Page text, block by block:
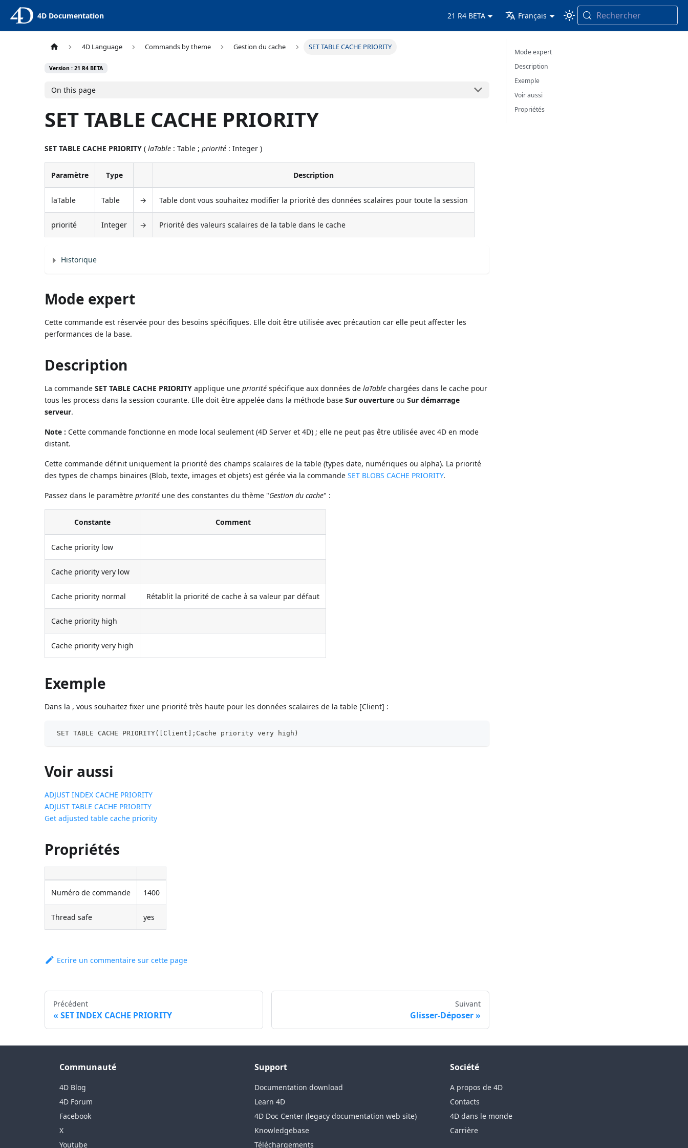
4D Documentation 21 R4 BETA Français Rechercher
4D Language Commands by theme Gestion du cache SET TABLE CACHE PRIORITY
Version : 21 R4 BETA
On this page
SET TABLE CACHE PRIORITY
SET TABLE CACHE PRIORITY (laTable : Table ;priorité : Integer )
Paramètre Type Description
laTable Table → Table dont vous souhaitez modifier la priorité des données scalaires pour toute la session
priorité Integer → Priorité des valeurs scalaires de la table dans le cache
Historique
Mode expert
Cette commande est réservée pour des besoins spécifiques. Elle doit être utilisée avec précaution car elle peut affecter les
performances de la base.
Description
La commandeSET TABLE CACHE PRIORITY applique unepriorité spécifique aux données delaTable chargées dans le cache pour
tous les process dans la session courante. Elle doit être appelée dans la méthode baseSur ouverture ouSur démarrage
serveur.
Note : Cette commande fonctionne en mode local seulement (4D Server et 4D) ; elle ne peut pas être utilisée avec 4D en mode
distant.
Cette commande définit uniquement la priorité des champs scalaires de la table (types date, numériques ou alpha). La priorité
des types de champs binaires (Blob, texte, images et objets) est gérée via la commandeSET BLOBS CACHE PRIORITY.
Passez dans le paramètrepriorité une des constantes du thème "Gestion du cache" :
Constante Comment
Cache priority low
Cache priority very low
Cache priority normal Rétablit la priorité de cache à sa valeur par défaut
Cache priority high
Cache priority very high
Exemple
Dans la , vous souhaitez fixer une priorité très haute pour les données scalaires de la table [Client] :
SET TABLE CACHE PRIORITY([Client];Cache priority very high)
Voir aussi
ADJUST INDEX CACHE PRIORITY
ADJUST TABLE CACHE PRIORITY
Get adjusted table cache priority
Propriétés
Numéro de commande 1400
Thread safe yes
Ecrire un commentaire sur cette page
Précédent
SET INDEX CACHE PRIORITY
Suivant
Glisser-Déposer
Mode expert
Description
Exemple
Voir aussi
Propriétés
Communauté
4D Blog
4D Forum
Facebook
X
Youtube
Support
Documentation download
Learn 4D
4D Doc Center (legacy documentation web site)
Knowledgebase
Téléchargements
Société
A propos de 4D
Contacts
4D dans le monde
Carrière